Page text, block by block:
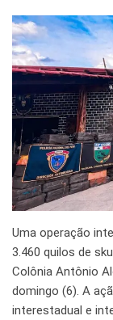
Uma operação
3.460 quilos de
Colônia Antônio
domingo (6). A
interestadual e